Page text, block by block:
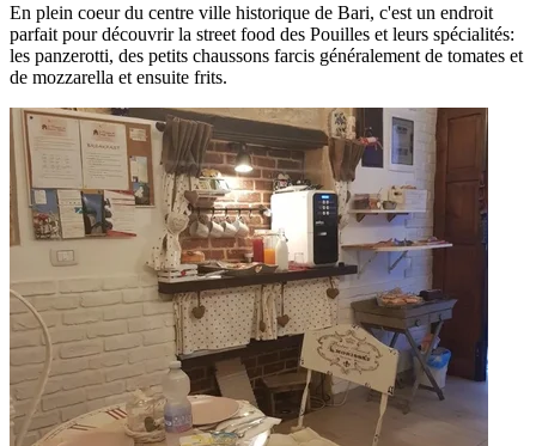
En plein coeur du centre ville historique de Bari, c'est un endroit
parfait pour découvrir la street food des Pouilles et leurs spécialités:
les panzerotti, des petits chaussons farcis généralement de tomates et
de mozzarella et ensuite frits.